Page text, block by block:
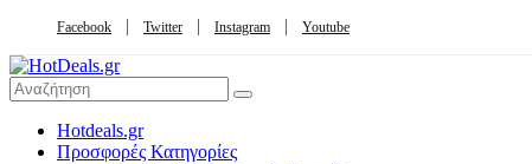
Facebook Twitter Instagram Youtube
Hotdeals.gr
Προσφορές Κατηγορίες